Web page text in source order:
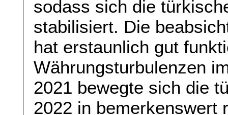
sodass sich die
stabilisiert. Die
hat erstaunlich gut
Währungsturbulenzen
2021 bewegte sich die
2022 in bemerkenswert